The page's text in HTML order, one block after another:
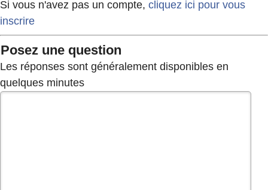
Si vous n'avez pas un compte, cliquez ici pour vous
inscrire
Posez une question
Les réponses sont généralement disponibles en
quelques minutes